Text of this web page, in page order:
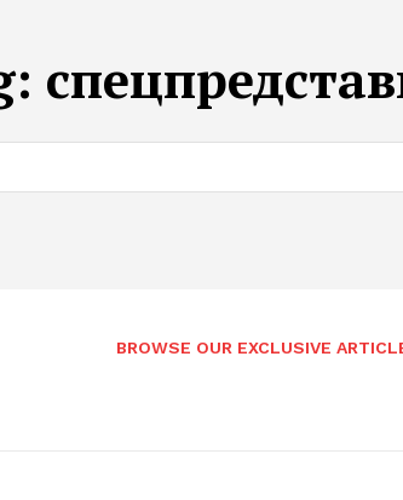
BROWSE OUR EXCLUSIVE